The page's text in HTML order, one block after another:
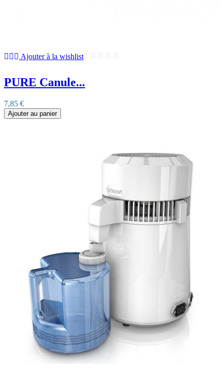
Ajouter à la wishlist
PURE Canule...
7,85 €
Ajouter au panier